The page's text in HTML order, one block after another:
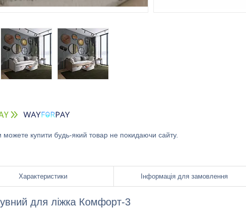
можете купити будь-який товар не покидаючи сайту.
Характеристики Інформація для замовлення
для ліжка Комфорт-3